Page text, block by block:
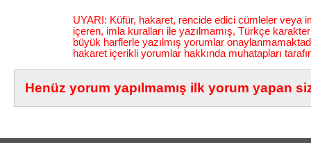
UYARI: Küfür, hakaret, rencide edici cümleler veya
içeren, imla kuralları ile yazılmamış, Türkçe
büyük harflerle yazılmış yorumlar
hakaret içerikli yorumlar hakkında muhatapları
Henüz yorum yapılmamış ilk yorum yapan